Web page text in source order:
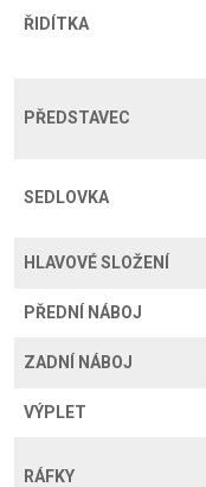
ŘIDÍTKA
PŘEDSTAVEC
SEDLOVKA
HLAVOVÉ SLOŽENÍ
PŘEDNÍ NÁBOJ
ZADNÍ NÁBOJ
VÝPLET
RÁFKY